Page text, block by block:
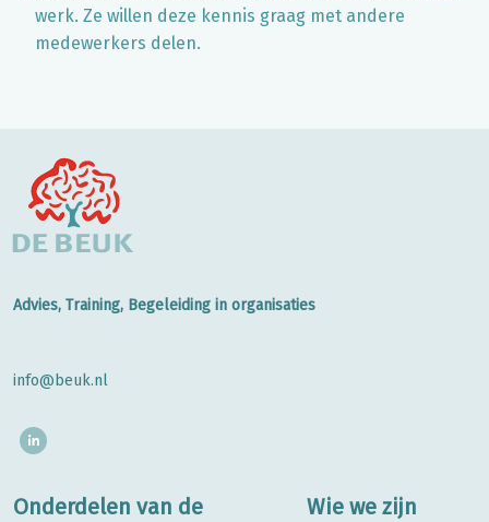
werk. Ze willen deze kennis graag met andere
medewerkers delen.
Advies, Training, Begeleiding in organisaties
info@beuk.nl
Onderdelen van de
Wie we zijn